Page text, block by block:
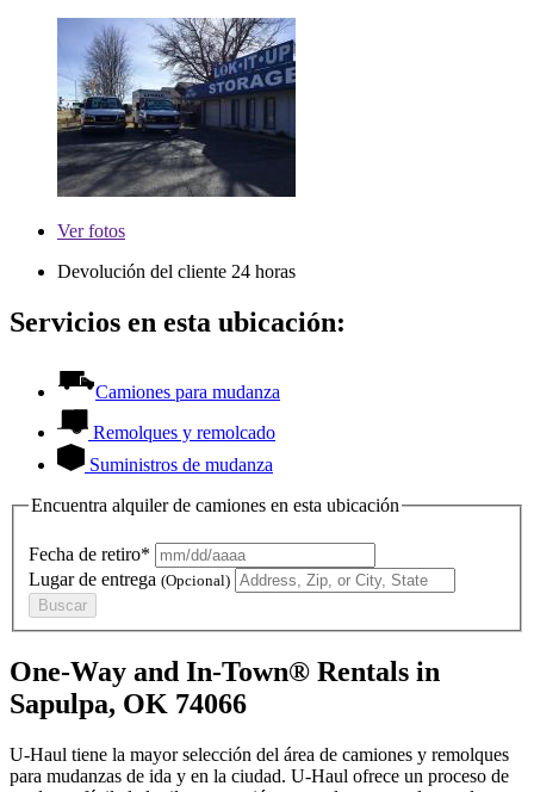
Verfotos
Devolución del cliente 24 horas
Servicios en esta ubicación:
Camiones para mudanza
Remolques y remolcado
Suministros de mudanza
Encuentra alquiler de camiones en esta ubicación
Fecha de retiro*
Lugar de entrega (Opcional)
Buscar
One-Way and In-Town® Rentals in
Sapulpa, OK 74066
U-Haul tiene la mayor selección del área de camiones y remolques
para mudanzas de ida y en la ciudad. U-Haul ofrece un proceso de